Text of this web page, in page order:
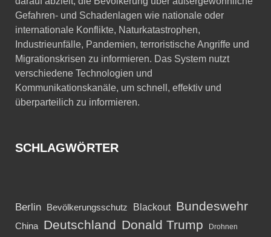
Gefahren- und Schadenlagen wie nationale oder
internationale Konflikte, Naturkatastrophen,
Industrieunfälle, Pandemien, terroristische Angriffe und
Migrationskrisen zu informieren. Das System nutzt
verschiedene Technologien und
Kommunikationskanäle, um schnell, effektiv und
überparteilich zu informieren.
SCHLAGWÖRTER
Berlin Bevölkerungsschutz Blackout Bundeswehr
China Deutschland Donald Trump Drohnen